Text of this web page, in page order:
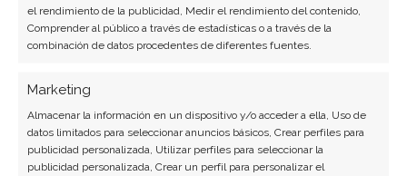
el rendimiento de la publicidad, Medir el rendimiento del contenido,
Comprender al público a través de estadísticas o a través de la
combinación de datos procedentes de diferentes fuentes.
Marketing
Almacenar la información en un dispositivo y/o acceder a ella, Uso de
datos limitados para seleccionar anuncios básicos, Crear perfiles para
publicidad personalizada, Utilizar perfiles para seleccionar la
publicidad personalizada, Crear un perfil para personalizar el
con una dependencia extrema de la financiación
externa. La capacidad de Strategy para
dependerá, en última instancia, de que el
mercado vuelva a estar dispuesto a pagar una
prima sustancial por su estructura.